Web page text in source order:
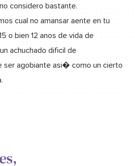
considero bastante.
cual no amansar aente en tu
o bien 12 anos de vida de
achuchado dificil de
ser agobiante asi� como un cierto